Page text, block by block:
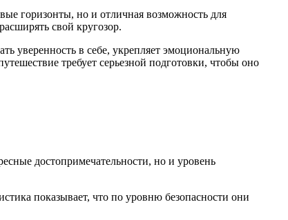
горизонты, но и отличная возможность для
свой кругозор.
уверенность в себе, укрепляет эмоциональную
требует серьезной подготовки, чтобы оно
достопримечательности, но и уровень
показывает, что по уровню безопасности они